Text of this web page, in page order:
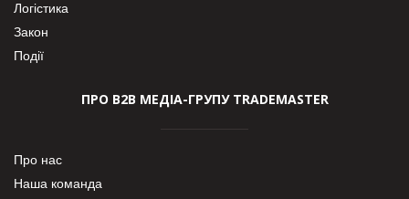
Логістика
Закон
Події
ПРО В2В МЕДІА-ГРУПУ TRADEMASTER
Про нас
Наша команда